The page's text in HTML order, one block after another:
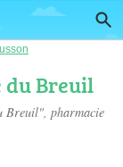
du Breuil
Breuil", pharmacie